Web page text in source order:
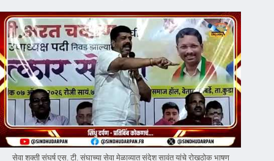
सेवा शक्ती संघर्ष एस. टी. संघाच्या सेवा मेळाव्यात संदेश सावंत यांचे रोखठोक भाषण